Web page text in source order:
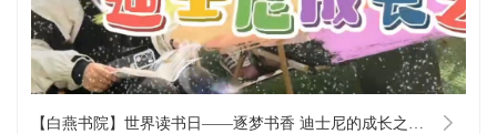
【白燕书院】世界读书日——逐梦书香 迪士尼的成长之旅主题读书活动